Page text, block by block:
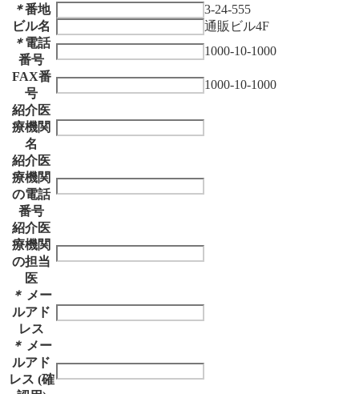
＊番地
3-24-555
ビル名
通販ビル4F
＊電話
番号
1000-10-1000
FAX番
号
1000-10-1000
紹介医
療機関
名
紹介医
療機関
の電話
番号
紹介医
療機関
の担当
医
＊ メー
ルアド
レス
＊ メー
ルアド
レス (確